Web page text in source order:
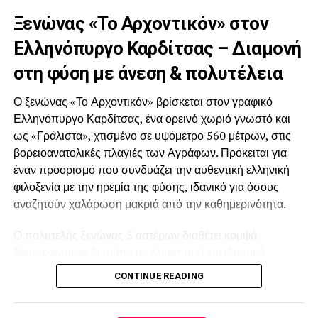
Αντιπεριφερειάρχης Τουρισμού Βίκυ Χατζηβασιλείου.
-Κατά τη διάρκεια της έκθεσης πραγματοποιήθηκαν
στοχευμένες Β2Β
συναντήσεις με επαγγελματίες διοργανωτές συνεδρίων
και ταξιδιών κινήτρων
(MICE), στους οποίους παρουσιάστηκαν οι δυνατότητες
της Κεντρικής
Μακεδονίας ως συνεδριακού προορισμού. Με αφετηρία τη
Θεσσαλονίκη, η οποία
πληροί όλες τις προϋποθέσεις για τη φιλοξενία μικρών και
πραγματοποιούν ημερήσιες
εκδρομές σε σημαντικά σημεία ενδιαφέροντος, σε
Ξενώνας «Το Αρχοντικόν» στον
Ελληνόπυργο Καρδίτσας – Διαμονή
στη φύση με άνεση & πολυτέλεια
Ο ξενώνας «Το Αρχοντικόν» βρίσκεται στον γραφικό
Ελληνόπυργο Καρδίτσας, ένα ορεινό χωριό γνωστό και
ως «Γράλιστα», χτισμένο σε υψόμετρο 560 μέτρων, στις
βορειοανατολικές πλαγιές των Αγράφων. Πρόκειται για
έναν προορισμό που συνδυάζει την αυθεντική ελληνική
φιλοξενία με την ηρεμία της φύσης, ιδανικό για όσους
αναζητούν χαλάρωση μακριά από την καθημερινότητα.
μπάνιο, προσφέροντας όλες τις σύγχρονες ανέσεις. Η
24ωρη ρεσεψιόν, ο χώρος φύλαξης αποσκευών και το
δωρεάν ιδιωτικό πάρκινγκ εξασφαλίζουν μια άνετη και
CONTINUE READING